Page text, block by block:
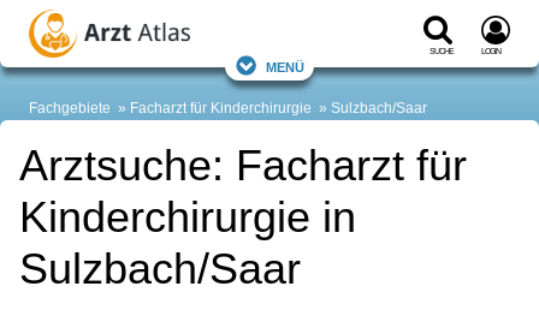
Suche Login
Menü
Fachgebiete Facharzt für Kinderchirurgie Sulzbach/Saar
Arztsuche: Facharzt für
Kinderchirurgie in
Sulzbach/Saar